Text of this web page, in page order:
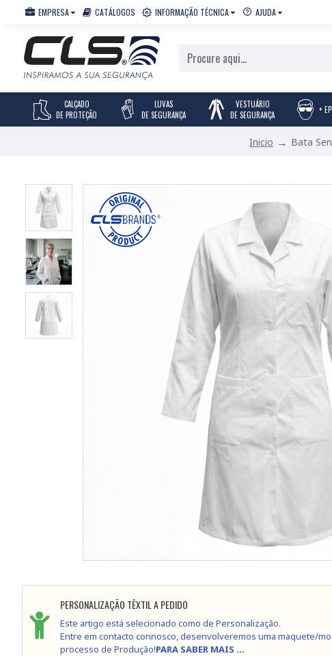
EMPRESA CATÁLOGOS INFORMAÇÃO TÉCNICA AJUDA
CALÇADO
DE PROTEÇÃO
LUVAS
DE SEGURANÇA
VESTUÁRIO
DE SEGURANÇA
+
Inicio Bata
PERSONALIZAÇÃO TÊXTIL A PEDIDO
Este artigo está selecionado como de Personalização.
Entre em contacto connosco, desenvolveremos uma maquete/
processo de Produção!PARA SABER MAIS ...